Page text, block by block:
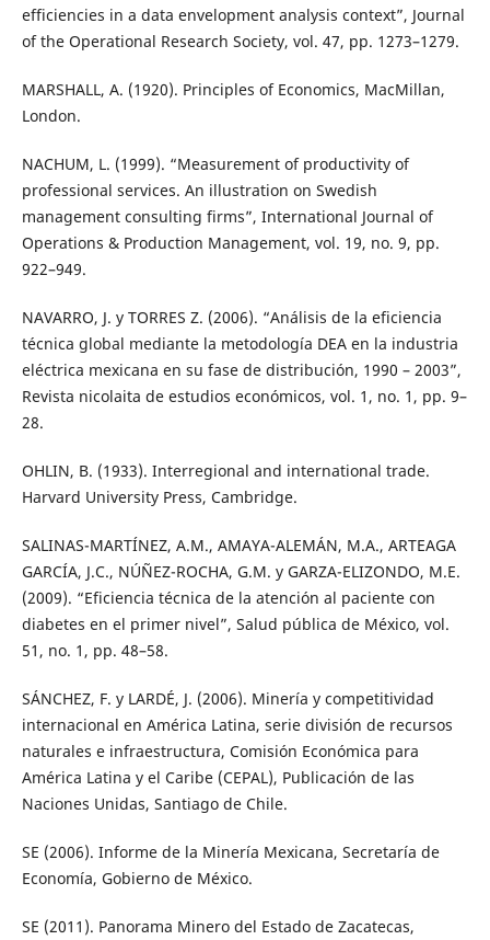
efficiencies in a data envelopment analysis context”, Journal
of the Operational Research Society, vol. 47, pp. 1273–1279.
MARSHALL, A. (1920). Principles of Economics, MacMillan,
London.
NACHUM, L. (1999). “Measurement of productivity of
professional services. An illustration on Swedish
management consulting firms”, International Journal of
Operations & Production Management, vol. 19, no. 9, pp.
922–949.
NAVARRO, J. y TORRES Z. (2006). “Análisis de la eficiencia
técnica global mediante la metodología DEA en la industria
eléctrica mexicana en su fase de distribución, 1990 – 2003”,
Revista nicolaita de estudios económicos, vol. 1, no. 1, pp. 9–
28.
OHLIN, B. (1933). Interregional and international trade.
Harvard University Press, Cambridge.
SALINAS-MARTÍNEZ, A.M., AMAYA-ALEMÁN, M.A., ARTEAGA
GARCÍA, J.C., NÚÑEZ-ROCHA, G.M. y GARZA-ELIZONDO, M.E.
(2009). “Eficiencia técnica de la atención al paciente con
diabetes en el primer nivel”, Salud pública de México, vol.
51, no. 1, pp. 48–58.
SÁNCHEZ, F. y LARDÉ, J. (2006). Minería y competitividad
internacional en América Latina, serie división de recursos
naturales e infraestructura, Comisión Económica para
América Latina y el Caribe (CEPAL), Publicación de las
Naciones Unidas, Santiago de Chile.
SE (2006). Informe de la Minería Mexicana, Secretaría de
Economía, Gobierno de México.
SE (2011). Panorama Minero del Estado de Zacatecas,